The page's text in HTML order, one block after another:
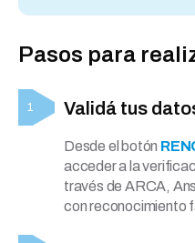
Pasos para
Validá tus
Desde el botón
acceder a la
través de ARCA,
con reconocimiento